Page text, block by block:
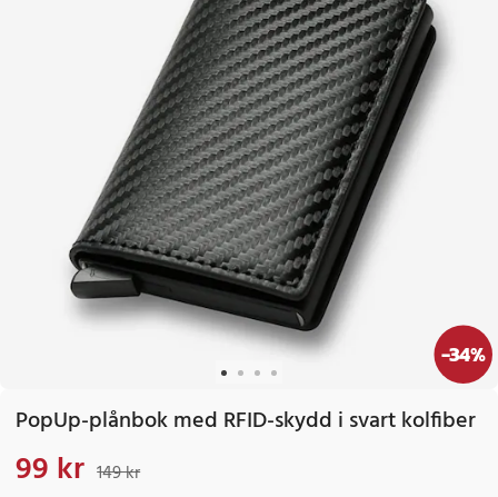
-34%
PopUp-plånbok med RFID-skydd i svart kolfiber
Nuvarande pris
99 kr 149 kr